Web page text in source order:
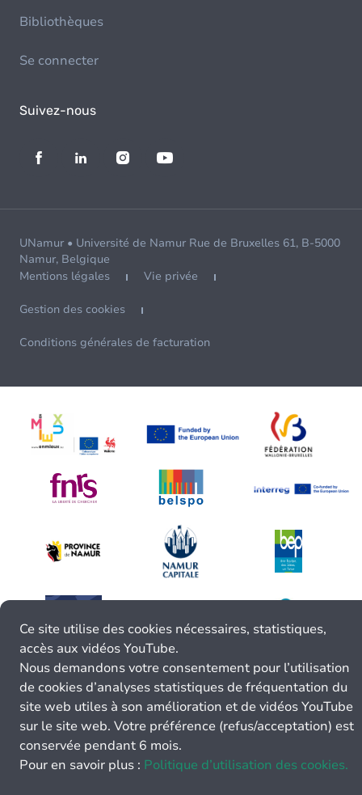
Bibliothèques
Se connecter
Suivez-nous
UNamur • Université de Namur Rue de Bruxelles 61, B-5000
Namur, Belgique
Mentions légales
Vie privée
Gestion des cookies
Conditions générales de facturation
Ce site utilise des cookies nécessaires, statistiques,
accès aux vidéos YouTube.
Nous demandons votre consentement pour l’utilisation
de cookies d’analyses statistiques de fréquentation du
site web utiles à son amélioration et de vidéos YouTube
sur le site web. Votre préférence (refus/acceptation) est
conservée pendant 6 mois.
Pour en savoir plus : Politique d’utilisation des cookies.